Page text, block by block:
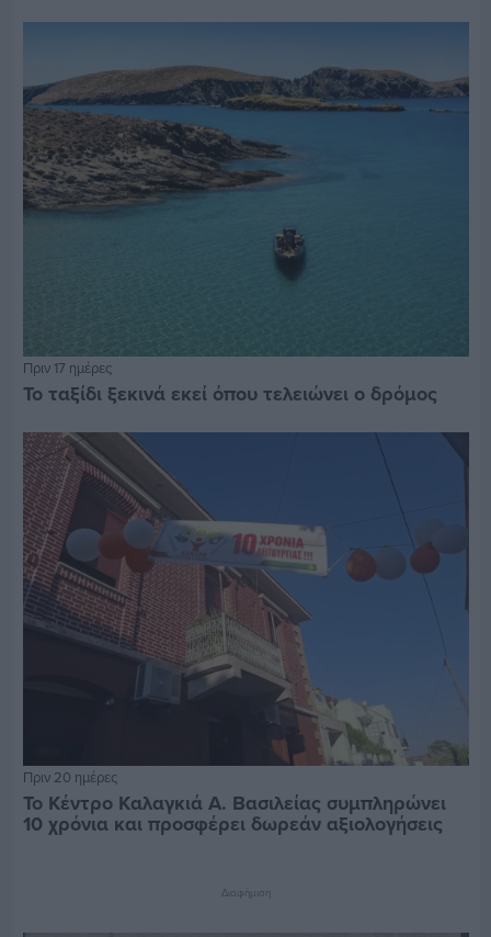
Πριν 17 ημέρες
Το ταξίδι ξεκινά εκεί όπου τελειώνει ο δρόμος
Πριν 20 ημέρες
Το Κέντρο Καλαγκιά Α. Βασιλείας συμπληρώνει
10 χρόνια και προσφέρει δωρεάν αξιολογήσεις
Διαφήμιση